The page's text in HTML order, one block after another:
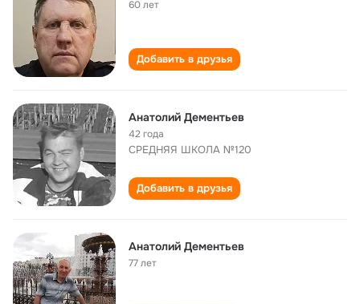
60 лет
Добавить в друзья
Анатолий Дементьев
42 года
СРЕДНЯЯ ШКОЛА №120
Добавить в друзья
Анатолий Дементьев
77 лет